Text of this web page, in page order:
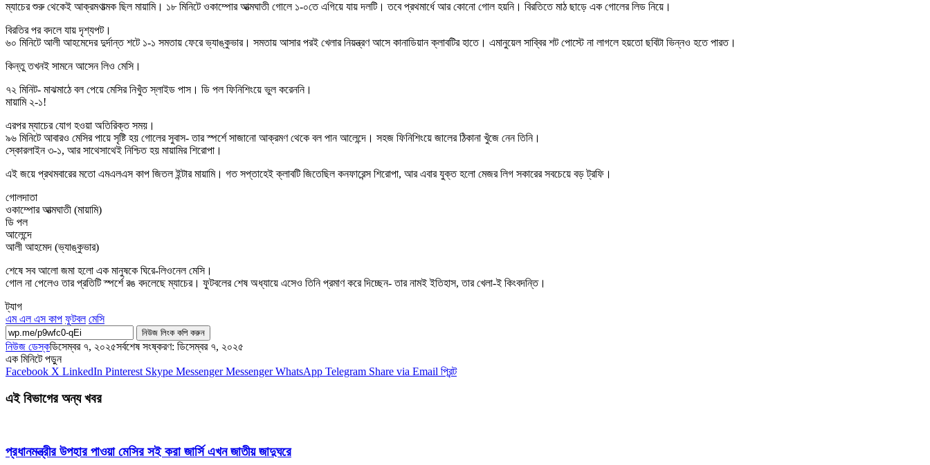
ম্যাচের শুরু থেকেই আক্রমণাত্মক ছিল মায়ামি। ১৮ মিনিটে ওকাম্পোর আত্মঘাতী গোলে ১-০তে এগিয়ে যায় দলটি। তবে প্রথমার্ধে আর কোনো গোল হয়নি। বিরতিতে মাঠ ছাড়ে এক গোলের লিড নিয়ে।
বিরতির পর বদলে যায় দৃশ্যপট।
৬০ মিনিটে আলী আহমেদের দুর্দান্ত শটে ১-১ সমতায় ফেরে ভ্যাঙ্কুভার। সমতায় আসার পরই খেলার নিয়ন্ত্রণ আসে কানাডিয়ান ক্লাবটির হাতে। এমানুয়েল সাব্বির শট পোস্টে না লাগলে হয়তো ছবিটা ভিন্নও হতে পারত।
কিন্তু তখনই সামনে আসেন লিও মেসি।
৭২ মিনিট- মাঝমাঠে বল পেয়ে মেসির নিখুঁত স্লাইড পাস। ডি পল ফিনিশিংয়ে ভুল করেননি।
মায়ামি ২-১!
এরপর ম্যাচের যোগ হওয়া অতিরিক্ত সময়।
৯৬ মিনিটে আবারও মেসির পায়ে সৃষ্টি হয় গোলের সুবাস- তার স্পর্শে সাজানো আক্রমণ থেকে বল পান আলেন্দে। সহজ ফিনিশিংয়ে জালের ঠিকানা খুঁজে নেন তিনি।
স্কোরলাইন ৩-১, আর সাথেসাথেই নিশ্চিত হয় মায়ামির শিরোপা।
এই জয়ে প্রথমবারের মতো এমএলএস কাপ জিতল ইন্টার মায়ামি। গত সপ্তাহেই ক্লাবটি জিতেছিল কনফারেন্স শিরোপা, আর এবার যুক্ত হলো মেজর লিগ সকারের সবচেয়ে বড় ট্রফি।
গোলদাতা
ওকাম্পোর আত্মঘাতী (মায়ামি)
ডি পল
আলেন্দে
আলী আহমেদ (ভ্যাঙ্কুভার)
শেষে সব আলো জমা হলো এক মানুষকে ঘিরে-লিওনেল মেসি।
গোল না পেলেও তার প্রতিটি স্পর্শে রঙ বদলেছে ম্যাচের। ফুটবলের শেষ অধ্যায়ে এসেও তিনি প্রমাণ করে দিচ্ছেন- তার নামই ইতিহাস, তার খেলা-ই কিংবদন্তি।
ট্যাগ
এম এল এস কাপ ফুটবল মেসি
নিউজ লিংক কপি করুন
নিউজ ডেস্কডিসেম্বর ৭, ২০২৫সর্বশেষ সংষ্করণ: ডিসেম্বর ৭, ২০২৫
এক মিনিটে পড়ুন
Facebook X LinkedIn Pinterest Skype Messenger Messenger WhatsApp Telegram Share via Email প্রিন্ট
এই বিভাগের অন্য খবর
প্রধানমন্ত্রীর উপহার পাওয়া মেসির সই করা জার্সি এখন জাতীয় জাদুঘরে